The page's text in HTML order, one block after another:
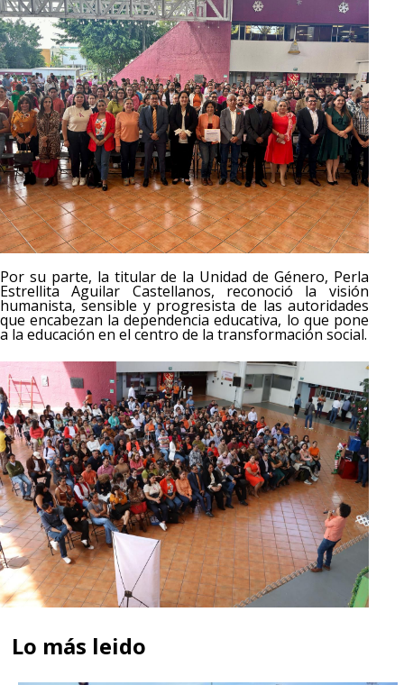
Por su parte, la titular de la Unidad de Género, Perla
Estrellita Aguilar Castellanos, reconoció la visión
humanista, sensible y progresista de las autoridades
que encabezan la dependencia educativa, lo que pone
a la educación en el centro de la transformación social.
Lo más leido